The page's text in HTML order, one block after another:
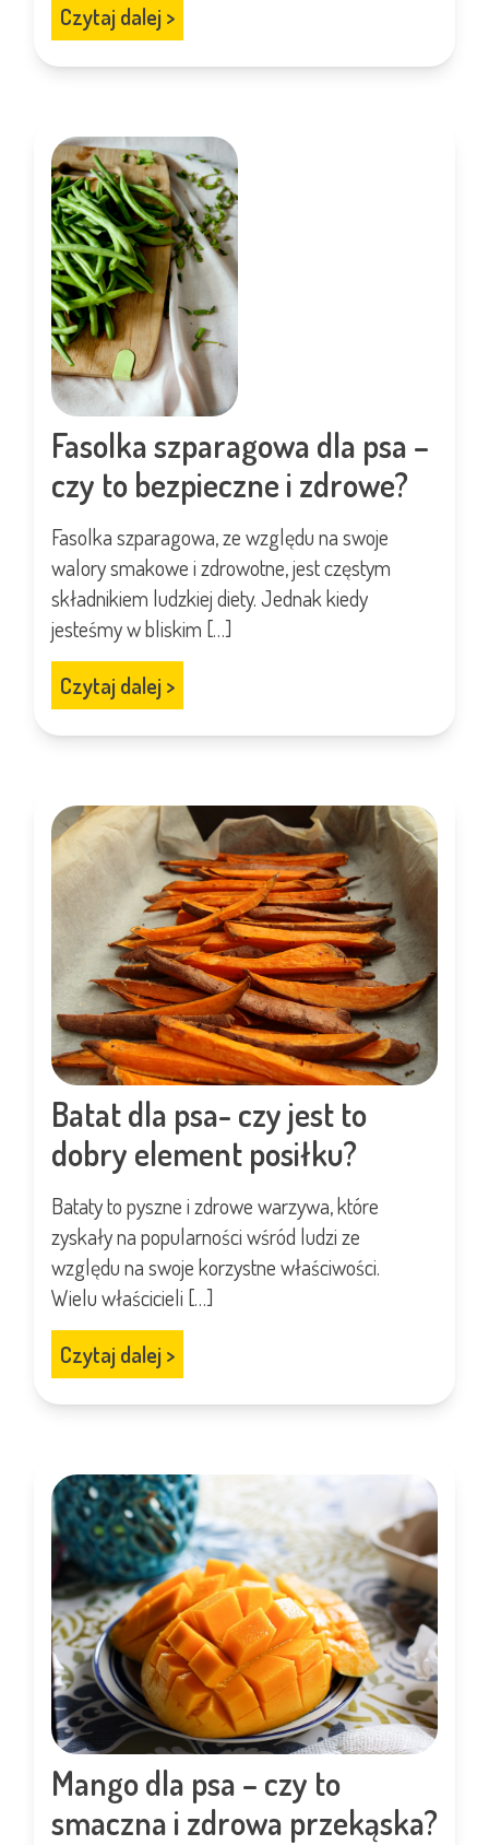
Czytaj dalej >
Fasolka szparagowa dla psa –
czy to bezpieczne i zdrowe?
Fasolka szparagowa, ze względu na swoje
walory smakowe i zdrowotne, jest częstym
składnikiem ludzkiej diety. Jednak kiedy
jesteśmy w bliskim […]
Czytaj dalej >
Batat dla psa- czy jest to
dobry element posiłku?
Bataty to pyszne i zdrowe warzywa, które
zyskały na popularności wśród ludzi ze
względu na swoje korzystne właściwości.
Wielu właścicieli […]
Czytaj dalej >
Mango dla psa – czy to
smaczna i zdrowa przekąska?